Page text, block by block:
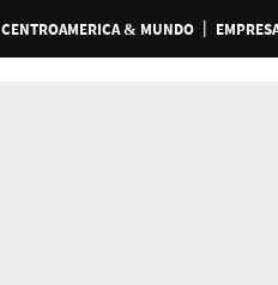
CENTROAMERICA & MUNDO